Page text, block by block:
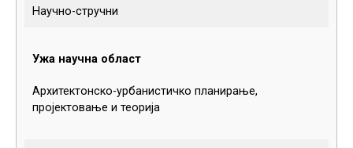
Научно-стручни
Ужа научна област
Архитектонско-урбанистичко планирање,
пројектовање и теорија